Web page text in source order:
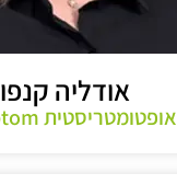
אודליה קנפו
אופטומטריסטית M.Optom